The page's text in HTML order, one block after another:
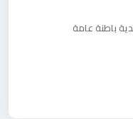
باطنة عامة